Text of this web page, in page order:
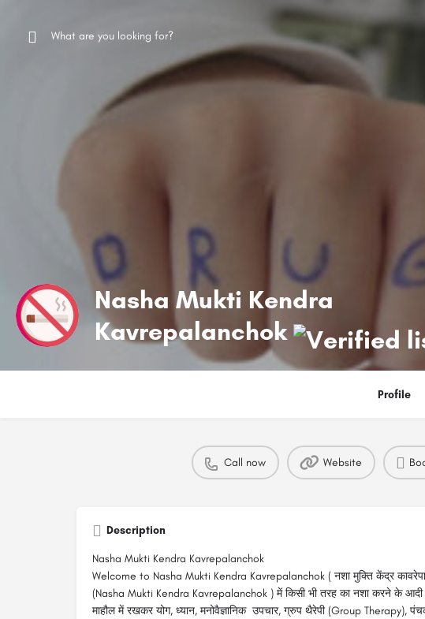
Nasha Mukti Kendra
Kavrepalanchok
Profile
Call now Website
Description
Nasha Mukti Kendra Kavrepalanchok
Welcome to Nasha Mukti Kendra Kavrepalanchok ( नशा मुक्ति केंद्र
(Nasha Mukti Kendra Kavrepalanchok ) में किसी भी तरह का नशा करने के आदी
माहौल में रखकर योग, ध्यान, मनोवैज्ञानिक उपचार, ग्रुप थैरेपी (Group Therapy),